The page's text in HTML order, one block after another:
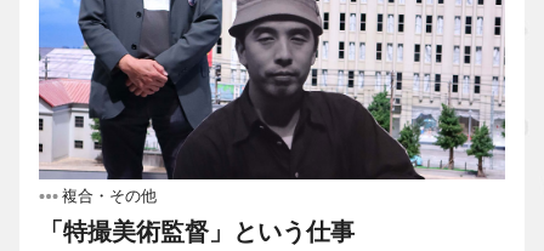
複合・その他
「特撮美術監督」という仕事